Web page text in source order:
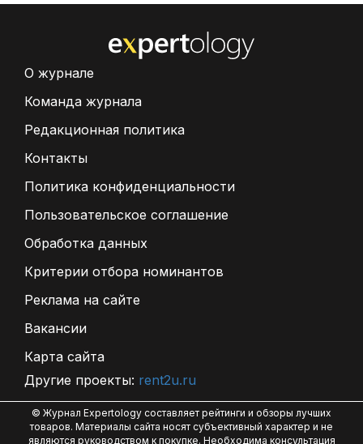
О журнале
Команда журнала
Редакционная политика
Контакты
Политика конфиденциальности
Пользовательское соглашение
Обработка данных
Критерии отбора номинантов
Реклама на сайте
Вакансии
Карта сайта
Другие проекты: rent2u.ru
© Журнал Expertology составляет рейтинги и обзоры лучших
товаров. Материалы сайта носят субъективный характер и не
являются руководством к покупке. Необходима консультация